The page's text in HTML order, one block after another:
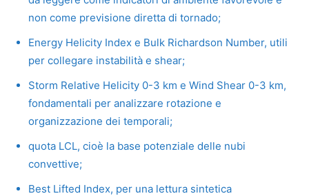
non come previsione diretta di tornado;
Energy Helicity Index e Bulk Richardson Number, utili
per collegare instabilità e shear;
Storm Relative Helicity 0-3 km e Wind Shear 0-3 km,
fondamentali per analizzare rotazione e
organizzazione dei temporali;
quota LCL, cioè la base potenziale delle nubi
convettive;
Best Lifted Index, per una lettura sintetica